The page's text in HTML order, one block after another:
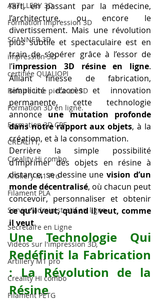
ARTILLERY 3D
Formation impression 3D
SCANNER 3D
impression 3D
certifiée QUALIOPI
Refaire une piece en 3D
Formation 3D en ligne.
Formation 3D CPF
CREALITY,
Creality Hi combo
Artillery M1 Pro
Filament PLA
Service administratif en ligne
Secrétaire en Ligne
Vidéos sur l'impression 3D,
Artillery M1 pro
Creality HI combo
Filament PETG
l’art, en passant par la médecine,
l’architecture, ou encore le
divertissement. Mais une révolution
plus subtile et spectaculaire est en
train de s’opérer grâce à l’essor de
l’impression 3D résine en ligne.
Alliant finesse de fabrication,
simplicité d’accès et innovation
permanente, cette technologie
annonce une mutation profonde
dans notre rapport aux objets, à la
création, et à la consommation.
Derrière la simple possibilité
d’imprimer des objets en résine à
distance, se dessine une vision d’un
monde décentralisé, où chacun peut
ce qu’il veut, quand il veut, comme
il veut.
Une Technologie Qui
Redéfinit la Fabrication
: La Révolution de la
Résine